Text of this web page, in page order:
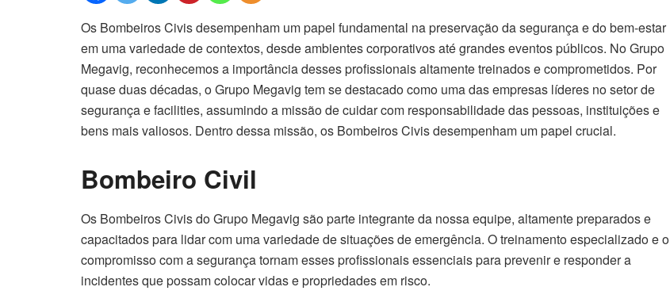
Os Bombeiros Civis desempenham um papel fundamental na preservação da segurança e do bem-estar
em uma variedade de contextos, desde ambientes corporativos até grandes eventos públicos. No Grupo
Megavig, reconhecemos a importância desses profissionais altamente treinados e comprometidos. Por
quase duas décadas, o Grupo Megavig tem se destacado como uma das empresas líderes no setor de
segurança e facilities, assumindo a missão de cuidar com responsabilidade das pessoas, instituições e
bens mais valiosos. Dentro dessa missão, os Bombeiros Civis desempenham um papel crucial.
Bombeiro Civil
Os Bombeiros Civis do Grupo Megavig são parte integrante da nossa equipe, altamente preparados e
capacitados para lidar com uma variedade de situações de emergência. O treinamento especializado e o
compromisso com a segurança tornam esses profissionais essenciais para prevenir e responder a
incidentes que possam colocar vidas e propriedades em risco.